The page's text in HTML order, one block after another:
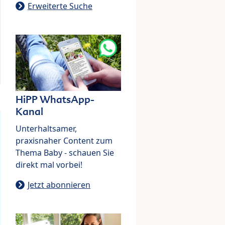
Erweiterte Suche
HiPP WhatsApp-
Kanal
Unterhaltsamer,
praxisnaher Content zum
Thema Baby - schauen Sie
direkt mal vorbei!
Jetzt abonnieren